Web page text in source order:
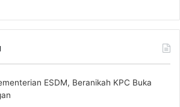
ESDM, Beranikah KPC Buka